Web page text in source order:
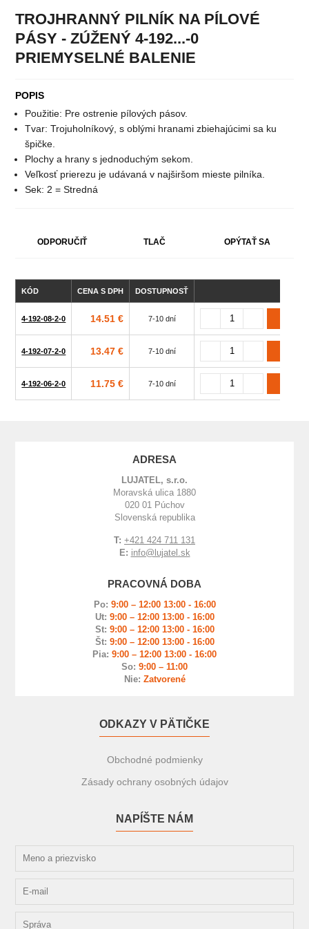
TROJHRANNÝ PILNÍK NA PÍLOVÉ
PÁSY - ZÚŽENÝ 4-192...-0
PRIEMYSELNÉ BALENIE
POPIS
Použitie: Pre ostrenie pílových pásov.
Tvar: Trojuholníkový, s oblými hranami zbiehajúcimi sa ku
špičke.
Plochy a hrany s jednoduchým sekom.
Veľkosť prierezu je udávaná v najširšom mieste pilníka.
Sek: 2 = Stredná
ODPORUČIŤ TLAČ OPÝTAŤ SA
KÓD CENA S DPH DOSTUPNOSŤ
4-192-08-2-0 14.51 € 7-10 dní
4-192-07-2-0 13.47 € 7-10 dní
4-192-06-2-0 11.75 € 7-10 dní
ADRESA
LUJATEL, s.r.o.
Moravská ulica 1880
020 01 Púchov
Slovenská republika
T: +421 424 711 131
E: info@lujatel.sk
PRACOVNÁ DOBA
Po: 9:00 – 12:00 13:00 - 16:00
Ut: 9:00 – 12:00 13:00 - 16:00
St: 9:00 – 12:00 13:00 - 16:00
Št: 9:00 – 12:00 13:00 - 16:00
Pia: 9:00 – 12:00 13:00 - 16:00
So: 9:00 – 11:00
Nie: Zatvorené
ODKAZY V PÄTIČKE
Obchodné podmienky
Zásady ochrany osobných údajov
NAPÍŠTE NÁM